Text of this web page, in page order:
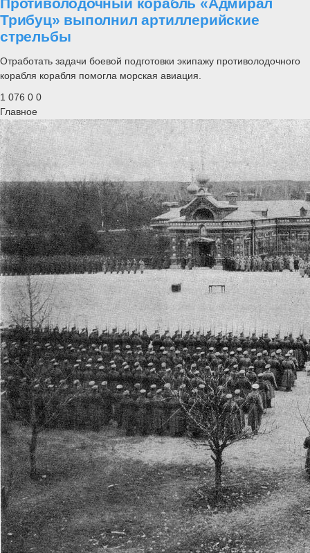
Противолодочный корабль «Адмирал
Трибуц» выполнил артиллерийские
стрельбы
Отработать задачи боевой подготовки экипажу противолодочного
корабля корабля помогла морская авиация.
1 076 0 0
Главное